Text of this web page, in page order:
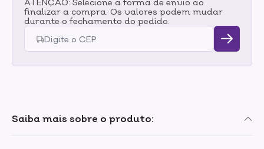
diária.Indicado para todos os tipos de pele, incluindo
pessoas com sensibilidade e que buscam por saúde,
prevenção e qualidade de vida. Modo de uso:Aplicar
por toda extensão das axilas. Reaplicar se necessário.
ATENÇÃO: Selecione a forma de envio ao
finalizar a compra. Os valores podem mudar
durante o fechamento do pedido.
Saiba mais sobre o produto: